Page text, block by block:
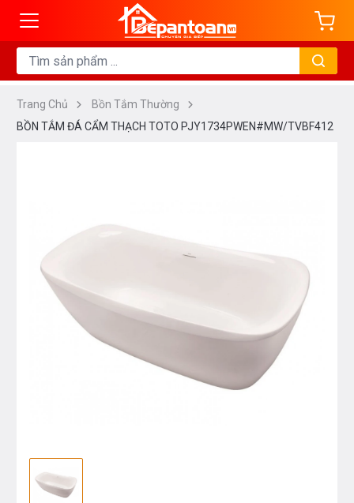
Trang Chủ
Bồn Tắm Thường
BỒN TẮM ĐÁ CẨM THẠCH TOTO PJY1734PWEN#MW/TVBF412